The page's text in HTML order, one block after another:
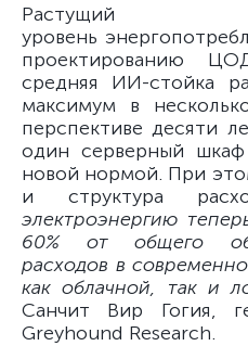
Растущий
уровень
проектированию
средняя ИИ-стойка
максимум в
перспективе десяти
один серверный
новой нормой. При
и структура
электроэнергию
60% от общего
расходов в
как облачной, так и
Санчит Вир Гогия,
Greyhound Research.